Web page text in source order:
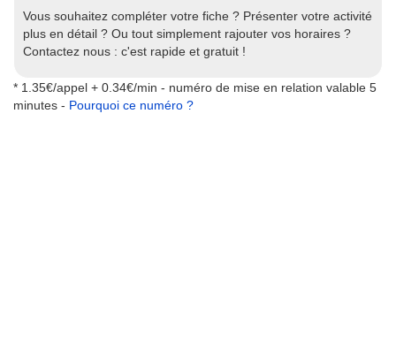
Vous souhaitez compléter votre fiche ? Présenter votre activité
plus en détail ? Ou tout simplement rajouter vos horaires ?
Contactez nous : c'est rapide et gratuit !
* 1.35€/appel + 0.34€/min - numéro de mise en relation valable 5
minutes - Pourquoi ce numéro ?